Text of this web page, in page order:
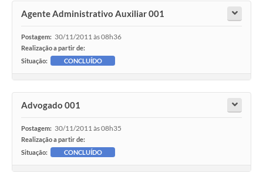
Agente Administrativo Auxiliar 001
Postagem: 30/11/2011 às 08h36
Realização a partir de:
Situação:
CONCLUÍDO
Advogado 001
Postagem: 30/11/2011 às 08h35
Realização a partir de:
Situação:
CONCLUÍDO